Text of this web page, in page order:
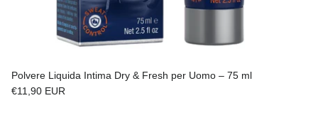
Polvere Liquida Intima Dry & Fresh per Uomo – 75 ml
Prezzo normale
€11,90 EUR